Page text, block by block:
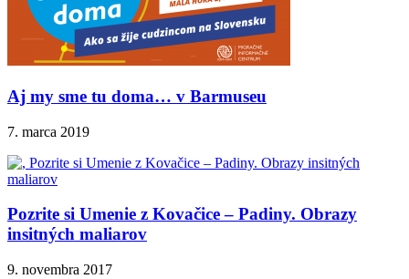
Aj my sme tu doma… v Barmuseu
7. marca 2019
Pozrite si Umenie z Kovačice – Padiny. Obrazy
insitných maliarov
9. novembra 2017